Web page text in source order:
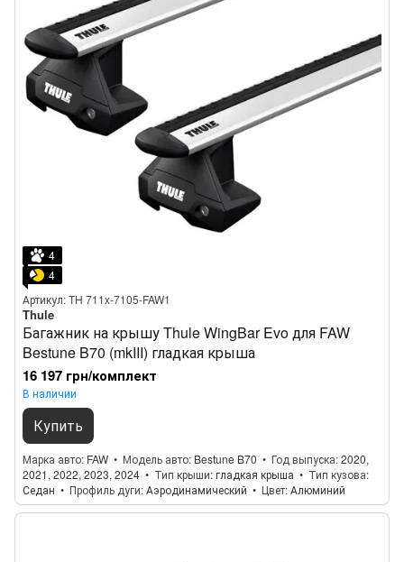
4
4
Артикул: TH 711x-7105-FAW1
Thule
Багажник на крышу Thule WingBar Evo для FAW
Bestune B70 (mkIII) гладкая крыша
16 197 грн/комплект
В наличии
Купить
Марка авто FAW Модель авто Bestune B70 Год выпуска 2020,
2021, 2022, 2023, 2024
Тип крыши гладкая крыша
Тип кузова
Седан
Профиль дуги Аэродинамический Цвет Алюминий